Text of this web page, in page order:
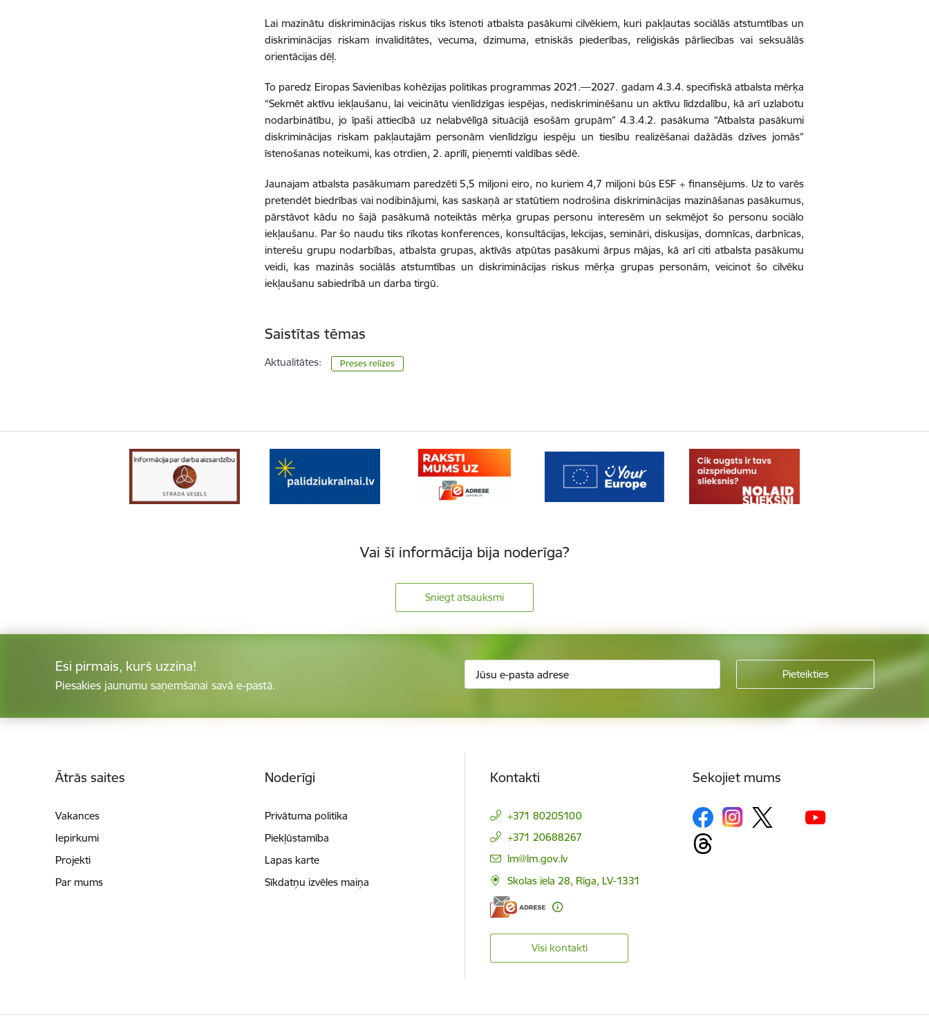
Lai mazinātu diskriminācijas riskus tiks īstenoti atbalsta pasākumi cilvēkiem, kuri pakļautas sociālās atstumtības un
diskriminācijas riskam invaliditātes, vecuma, dzimuma, etniskās piederības, reliģiskās pārliecības vai seksuālās
orientācijas dēļ.
To paredz Eiropas Savienības kohēzijas politikas programmas 2021.—2027. gadam 4.3.4. specifiskā atbalsta mērķa
“Sekmēt aktīvu iekļaušanu, lai veicinātu vienlīdzīgas iespējas, nediskriminēšanu un aktīvu līdzdalību, kā arī uzlabotu
nodarbinātību, jo īpaši attiecībā uz nelabvēlīgā situācijā esošām grupām” 4.3.4.2. pasākuma “Atbalsta pasākumi
diskriminācijas riskam pakļautajām personām vienlīdzīgu iespēju un tiesību realizēšanai dažādās dzīves jomās”
īstenošanas noteikumi, kas otrdien, 2. aprīlī, pieņemti valdības sēdē.
Jaunajam atbalsta pasākumam paredzēti 5,5 miljoni eiro, no kuriem 4,7 miljoni būs ESF + finansējums. Uz to varēs
pretendēt biedrības vai nodibinājumi, kas saskaņā ar statūtiem nodrošina diskriminācijas mazināšanas pasākumus,
pārstāvot kādu no šajā pasākumā noteiktās mērķa grupas personu interesēm un sekmējot šo personu sociālo
iekļaušanu. Par šo naudu tiks rīkotas konferences, konsultācijas, lekcijas, semināri, diskusijas, domnīcas, darbnīcas,
interešu grupu nodarbības, atbalsta grupas, aktīvās atpūtas pasākumi ārpus mājas, kā arī citi atbalsta pasākumu
veidi, kas mazinās sociālās atstumtības un diskriminācijas riskus mērķa grupas personām, veicinot šo cilvēku
iekļaušanu sabiedrībā un darba tirgū.
Saistītas tēmas
Aktualitātes: Preses relīzes
Vai šī informācija bija noderīga?
Sniegt atsauksmi
Esi pirmais, kurš uzzina!
Piesakies jaunumu saņemšanai savā e-pastā.
Ātrās saites
Vakances
Iepirkumi
Projekti
Par mums
Noderīgi
Privātuma politika
Piekļūstamība
Lapas karte
Sīkdatņu izvēles maiņa
Kontakti
+371 80205100
+371 20688267
E-pasts:
lm@lm.gov.lv
Skolas iela 28, Rīga, LV-1331
Visi kontakti
Sekojiet mums